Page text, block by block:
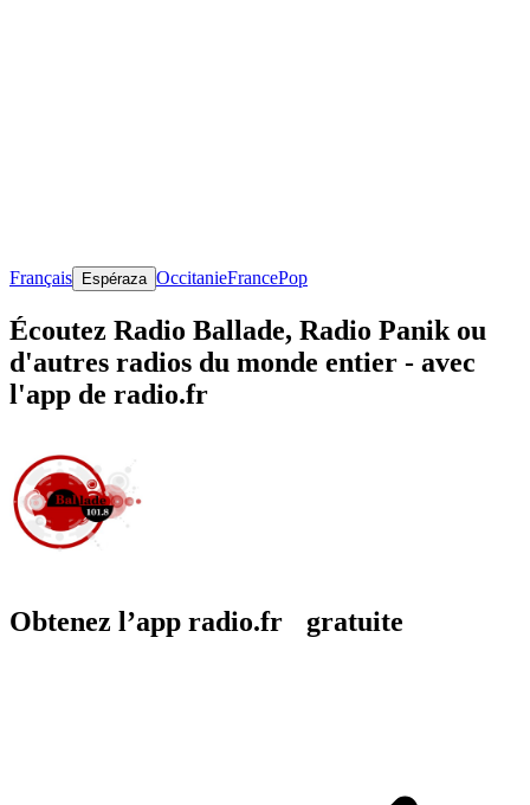
Français Espéraza OccitanieFrancePop
Écoutez Radio Ballade, Radio Panik ou
d'autres radios du monde entier - avec
l'app de radio.fr
Obtenez l’app radio.fr gratuite